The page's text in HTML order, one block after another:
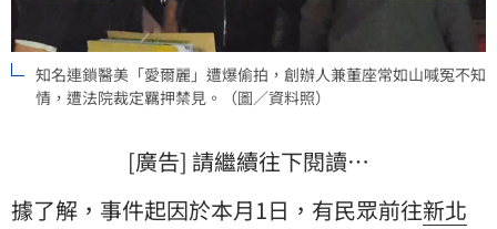
知名連鎖醫美「愛爾麗」遭爆偷拍，創辦人兼董座常如山喊冤不知
情，遭法院裁定羈押禁見。（圖／資料照）
[廣告] 請繼續往下閱讀…
據了解，事件起因於本月1日，有民眾前往新北